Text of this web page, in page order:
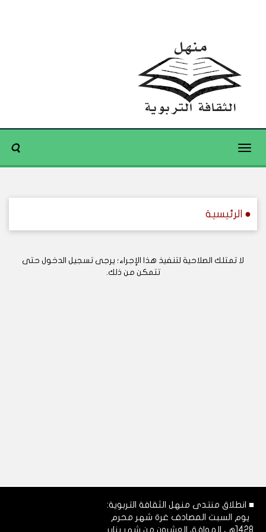
Toggle
● الرئيسية
لا تمتلك الصلاحية لتنفيذ هذا الإجراء؛ يرجى تسجيل الدخول حتى
تتمكن من ذلك.
■ انطلاق منتدى منهل الثقافة التربوية:
يوم السبت المصادف غرة شهر محرم
1428هـ، الموافق العشرون من شهر يناير